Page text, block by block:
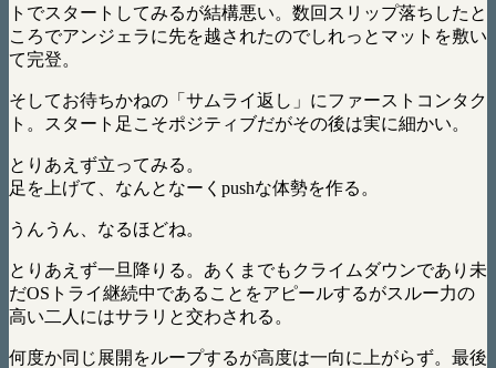
トでスタートしてみるが結構悪い。数回スリップ落ちしたと
ころでアンジェラに先を越されたのでしれっとマットを敷い
て完登。
そしてお待ちかねの「サムライ返し」にファーストコンタク
ト。スタート足こそポジティブだがその後は実に細かい。
とりあえず立ってみる。
足を上げて、なんとなーくpushな体勢を作る。
うんうん、なるほどね。
とりあえず一旦降りる。あくまでもクライムダウンであり未
だOSトライ継続中であることをアピールするがスルー力の
高い二人にはサラリと交わされる。
何度か同じ展開をループするが高度は一向に上がらず。最後